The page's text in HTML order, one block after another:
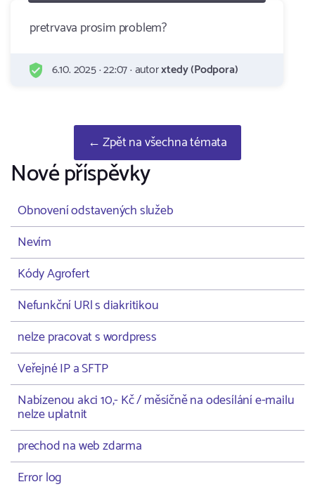
pretrvava prosim problem?
6.10. 2025 · 22:07 · autorxtedy (Podpora)
← Zpět na všechna témata
Nové příspěvky
Obnovení odstavených služeb
Nevím
Kódy Agrofert
Nefunkční URl s diakritikou
nelze pracovat s wordpress
Veřejné IP a SFTP
Nabízenou akci 10,- Kč / měsíčně na odesílání e-mailu
nelze uplatnit
prechod na web zdarma
Error log